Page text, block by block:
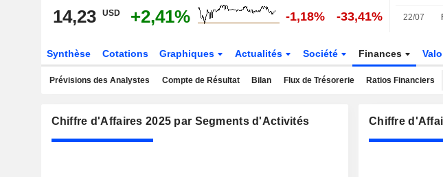
14,23 USD +2,41% -1,18% -33,41% 22/07
Synthèse Cotations Graphiques Actualités Société Finances
Prévisions des Analystes Compte de Résultat Bilan Flux de Trésorerie Ratios Financiers
Chiffre d'Affaires 2025 par Segments d'Activités Chiffre